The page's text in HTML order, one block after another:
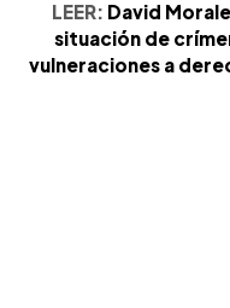
LEER: David
situación de
vulneraciones a